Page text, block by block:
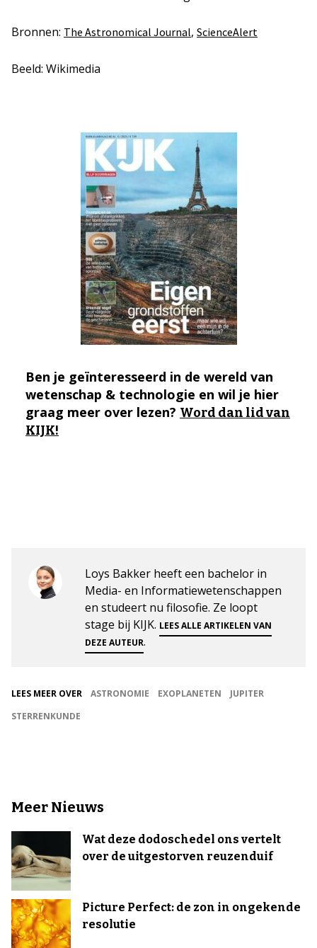
Bronnen: The Astronomical Journal, ScienceAlert
Beeld: Wikimedia
Ben je geïnteresseerd in de wereld van
wetenschap & technologie en wil je hier
graag meer over lezen? Word dan lid van
KIJK!
Loys Bakker heeft een bachelor in
Media- en Informatiewetenschappen
en studeert nu filosofie. Ze loopt
stage bij KIJK. LEES ALLE ARTIKELEN VAN
DEZE AUTEUR.
LEES MEER OVER ASTRONOMIE EXOPLANETEN
JUPITER
STERRENKUNDE
Meer Nieuws
Wat deze dodoschedel ons vertelt
over de uitgestorven reuzenduif
Picture Perfect: de zon in ongekende
resolutie